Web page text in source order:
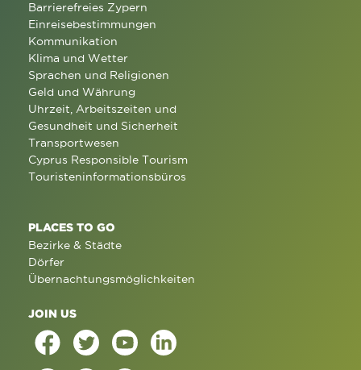
Barrierefreies Zypern
Einreisebestimmungen
Kommunikation
Klima und Wetter
Sprachen und Religionen
Geld und Währung
Uhrzeit, Arbeitszeiten und
Gesundheit und Sicherheit
Transportwesen
Cyprus Responsible Tourism
Touristeninformationsbüros
PLACES TO GO
Bezirke & Städte
Dörfer
Übernachtungsmöglichkeiten
JOIN US